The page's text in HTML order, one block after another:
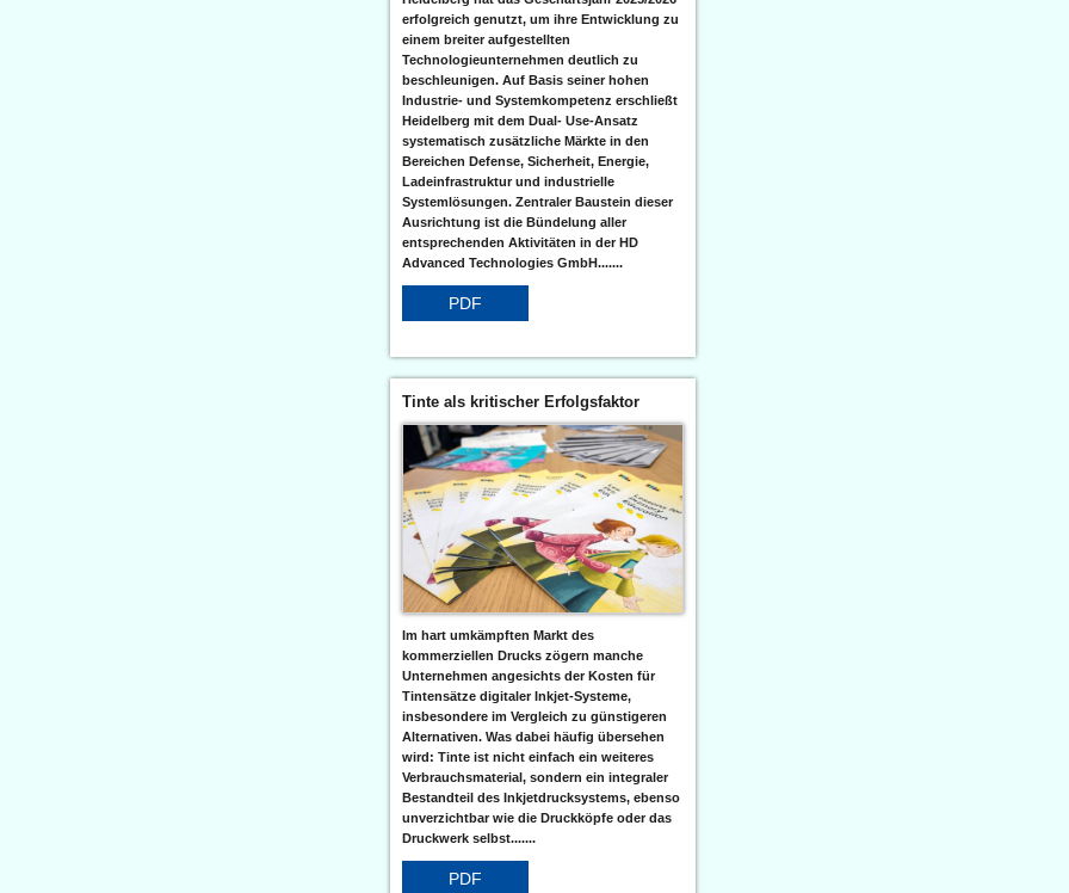
erfolgreich genutzt, um ihre Entwicklung zu
einem breiter aufgestellten
Technologieunternehmen deutlich zu
beschleunigen. Auf Basis seiner hohen
Industrie- und Systemkompetenz erschließt
Heidelberg mit dem Dual- Use-Ansatz
systematisch zusätzliche Märkte in den
Bereichen Defense, Sicherheit, Energie,
Ladeinfrastruktur und industrielle
Systemlösungen. Zentraler Baustein dieser
Ausrichtung ist die Bündelung aller
entsprechenden Aktivitäten in der HD
Advanced Technologies GmbH.......
PDF
Tinte als kritischer Erfolgsfaktor
Im hart umkämpften Markt des
kommerziellen Drucks zögern manche
Unternehmen angesichts der Kosten für
Tintensätze digitaler Inkjet-Systeme,
insbesondere im Vergleich zu günstigeren
Alternativen. Was dabei häufig übersehen
wird: Tinte ist nicht einfach ein weiteres
Verbrauchsmaterial, sondern ein integraler
Bestandteil des Inkjetdrucksystems, ebenso
unverzichtbar wie die Druckköpfe oder das
Druckwerk selbst.......
PDF